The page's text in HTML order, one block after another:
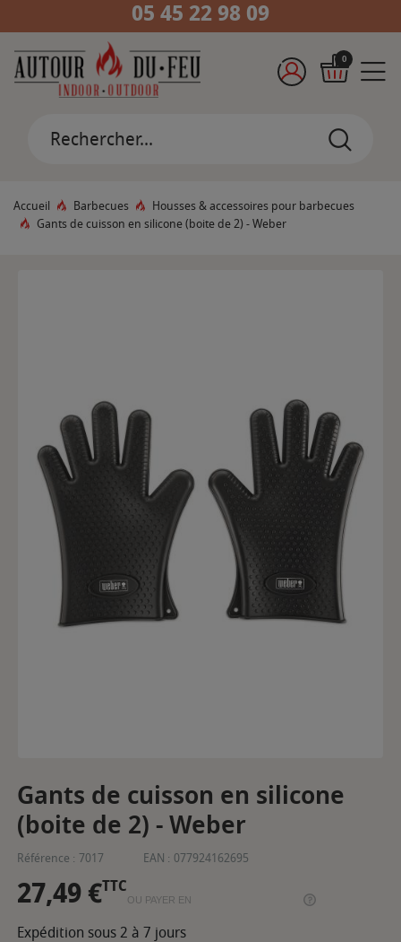
05 45 22 98 09
0
Accueil Barbecues
Housses & accessoires pour barbecues
Gants de cuisson en silicone (boite de 2) - Weber
Gants de cuisson en silicone
(boite de 2) - Weber
Référence : 7017 EAN : 077924162695
27,49 €TTC
OU PAYER EN
Expédition sous 2 à 7 jours